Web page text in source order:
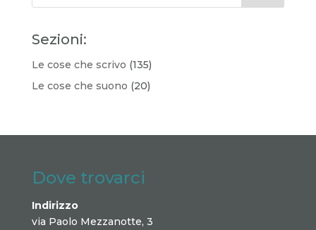
Sezioni:
Le cose che scrivo (135)
Le cose che suono (20)
Dove trovarci
Indirizzo
via Paolo Mezzanotte, 3